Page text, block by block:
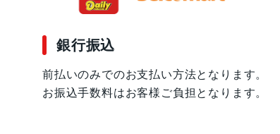
銀行振込
前払いのみでのお支払い方法となります。
お振込手数料はお客様ご負担となります。